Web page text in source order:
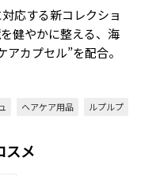
応する新コレクショ
健やかに整える、海
カプセル”を配合。
ヘアケア用品 ルプルプ
スメ